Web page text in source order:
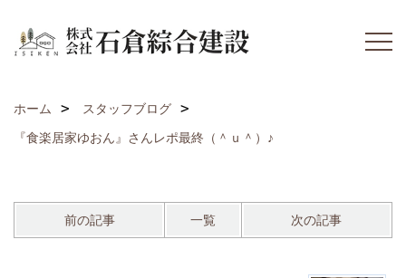
ホーム
スタッフブログ
『食楽居家ゆおん』さんレポ最終（＾ｕ＾）♪
前の記事 一覧 次の記事